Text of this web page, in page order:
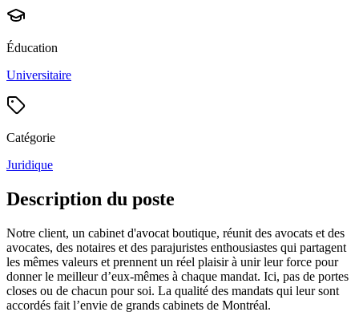
Éducation
Universitaire
Catégorie
Juridique
Description du poste
Notre client, un cabinet d'avocat boutique, réunit des avocats et des
avocates, des notaires et des parajuristes enthousiastes qui partagent
les mêmes valeurs et prennent un réel plaisir à unir leur force pour
donner le meilleur d’eux-mêmes à chaque mandat. Ici, pas de portes
closes ou de chacun pour soi. La qualité des mandats qui leur sont
accordés fait l’envie de grands cabinets de Montréal.